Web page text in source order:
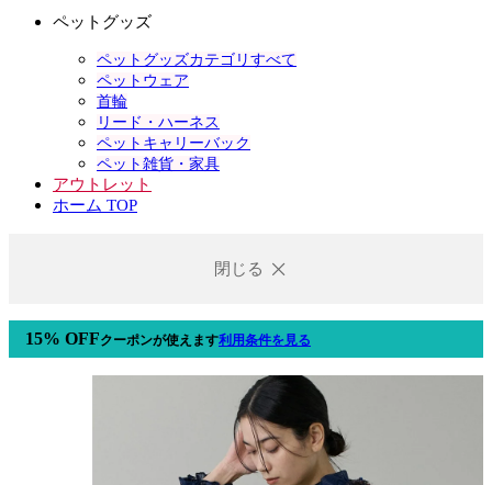
ペットグッズ
ペットグッズカテゴリすべて
ペットウェア
首輪
リード・ハーネス
ペットキャリーバック
ペット雑貨・家具
アウトレット
ホーム TOP
閉じる
15% OFFクーポンが使えます利用条件を見る